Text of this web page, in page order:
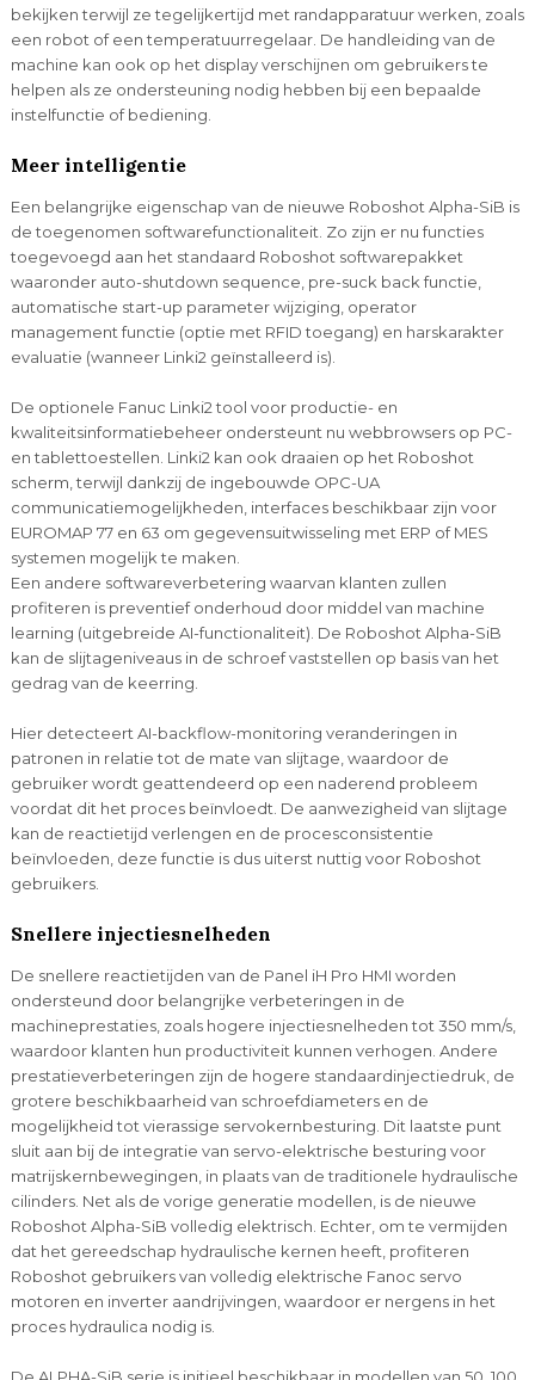
bekijken terwijl ze tegelijkertijd met randapparatuur werken, zoals
een robot of een temperatuurregelaar. De handleiding van de
machine kan ook op het display verschijnen om gebruikers te
helpen als ze ondersteuning nodig hebben bij een bepaalde
instelfunctie of bediening.
Meer intelligentie
Een belangrijke eigenschap van de nieuwe Roboshot Alpha-SiB is
de toegenomen softwarefunctionaliteit. Zo zijn er nu functies
toegevoegd aan het standaard Roboshot softwarepakket
waaronder auto-shutdown sequence, pre-suck back functie,
automatische start-up parameter wijziging, operator
management functie (optie met RFID toegang) en harskarakter
evaluatie (wanneer Linki2 geïnstalleerd is).
De optionele Fanuc Linki2 tool voor productie- en
kwaliteitsinformatiebeheer ondersteunt nu webbrowsers op PC-
en tablettoestellen. Linki2 kan ook draaien op het Roboshot
scherm, terwijl dankzij de ingebouwde OPC-UA
communicatiemogelijkheden, interfaces beschikbaar zijn voor
EUROMAP 77 en 63 om gegevensuitwisseling met ERP of MES
systemen mogelijk te maken.
Een andere softwareverbetering waarvan klanten zullen
profiteren is preventief onderhoud door middel van machine
learning (uitgebreide AI-functionaliteit). De Roboshot Alpha-SiB
kan de slijtageniveaus in de schroef vaststellen op basis van het
gedrag van de keerring.
Hier detecteert AI-backflow-monitoring veranderingen in
patronen in relatie tot de mate van slijtage, waardoor de
gebruiker wordt geattendeerd op een naderend probleem
voordat dit het proces beïnvloedt. De aanwezigheid van slijtage
kan de reactietijd verlengen en de procesconsistentie
beïnvloeden, deze functie is dus uiterst nuttig voor Roboshot
gebruikers.
Snellere injectiesnelheden
De snellere reactietijden van de Panel iH Pro HMI worden
ondersteund door belangrijke verbeteringen in de
machineprestaties, zoals hogere injectiesnelheden tot 350 mm/s,
waardoor klanten hun productiviteit kunnen verhogen. Andere
prestatieverbeteringen zijn de hogere standaardinjectiedruk, de
grotere beschikbaarheid van schroefdiameters en de
mogelijkheid tot vierassige servokernbesturing. Dit laatste punt
sluit aan bij de integratie van servo-elektrische besturing voor
matrijskernbewegingen, in plaats van de traditionele hydraulische
cilinders. Net als de vorige generatie modellen, is de nieuwe
Roboshot Alpha-SiB volledig elektrisch. Echter, om te vermijden
dat het gereedschap hydraulische kernen heeft, profiteren
Roboshot gebruikers van volledig elektrische Fanoc servo
motoren en inverter aandrijvingen, waardoor er nergens in het
proces hydraulica nodig is.